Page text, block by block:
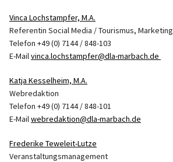
Vinca Lochstampfer, M.A.
Referentin Social Media / Tourismus, Marketing
Telefon +49 (0) 7144 / 848-103
E-Mailvinca.lochstampfer@dla-marbach.de
Katja Kesselheim, M.A.
Webredaktion
Telefon +49 (0) 7144 / 848-101
E-Mailwebredaktion@dla-marbach.de
Frederike Teweleit-Lutze
Veranstaltungsmanagement